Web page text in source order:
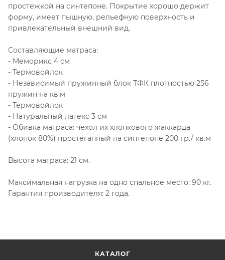
простежкой на синтепоне. Покрытие хорошо держит
форму, имеет пышную, рельефную поверхность и
привлекательный внешний вид.
Составляющие матраса:
- Меморикс 4 см
- Термовойлок
- Независимый пружинный блок ТФК плотностью 256
пружин на кв.м
- Термовойлок
- Натуральный латекс 3 см
- Обивка матраса: чехол их хлопкового жаккарда
(хлопок 80%) простеганный на синтепоне 200 гр./ кв.м
Высота матраса: 21 см.
Максимальная нагрузка на одно спальное место: 90 кг.
Гарантия производителя: 2 года.
КАТАЛОГ